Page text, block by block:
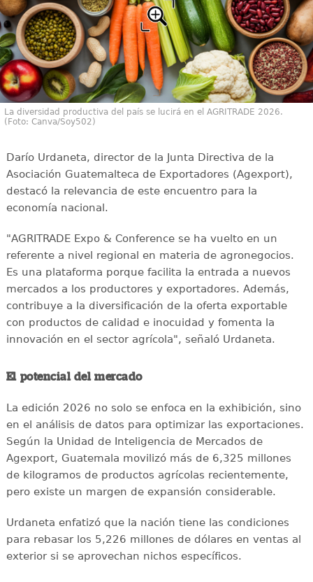
La diversidad productiva del país se lucirá en el AGRITRADE 2026.
(Foto: Canva/Soy502)
Darío Urdaneta, director de la Junta Directiva de la
Asociación Guatemalteca de Exportadores (Agexport),
destacó la relevancia de este encuentro para la
economía nacional.
"AGRITRADE Expo & Conference se ha vuelto en un
referente a nivel regional en materia de agronegocios.
Es una plataforma porque facilita la entrada a nuevos
mercados a los productores y exportadores. Además,
contribuye a la diversificación de la oferta exportable
con productos de calidad e inocuidad y fomenta la
innovación en el sector agrícola", señaló Urdaneta.
El potencial del mercado
La edición 2026 no solo se enfoca en la exhibición, sino
en el análisis de datos para optimizar las exportaciones.
Según la Unidad de Inteligencia de Mercados de
Agexport, Guatemala movilizó más de 6,325 millones
de kilogramos de productos agrícolas recientemente,
pero existe un margen de expansión considerable.
Urdaneta enfatizó que la nación tiene las condiciones
para rebasar los 5,226 millones de dólares en ventas al
exterior si se aprovechan nichos específicos.